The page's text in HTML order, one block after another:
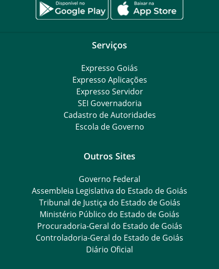
Serviços
Expresso Goiás
Expresso Aplicações
Expresso Servidor
SEI Governadoria
Cadastro de Autoridades
Escola de Governo
Outros Sites
Governo Federal
Assembleia Legislativa do Estado de Goiás
Tribunal de Justiça do Estado de Goiás
Ministério Público do Estado de Goiás
Procuradoria-Geral do Estado de Goiás
Controladoria-Geral do Estado de Goiás
Diário Oficial